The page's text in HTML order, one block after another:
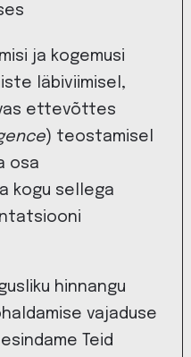
ja kogemusi
läbiviimisel,
ettevõttes
) teostamisel
osa
kogu sellega
hinnangu
vajaduse
Teid